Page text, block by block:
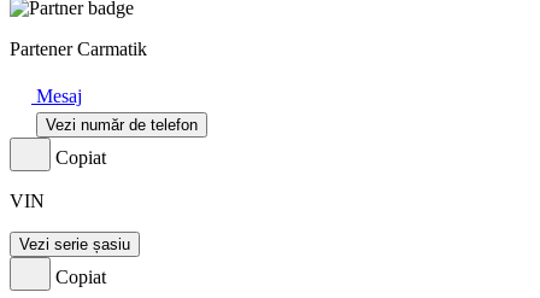
Partener Carmatik
Mesaj
Vezi număr de telefon
Copiat
VIN
Vezi serie șasiu
Copiat